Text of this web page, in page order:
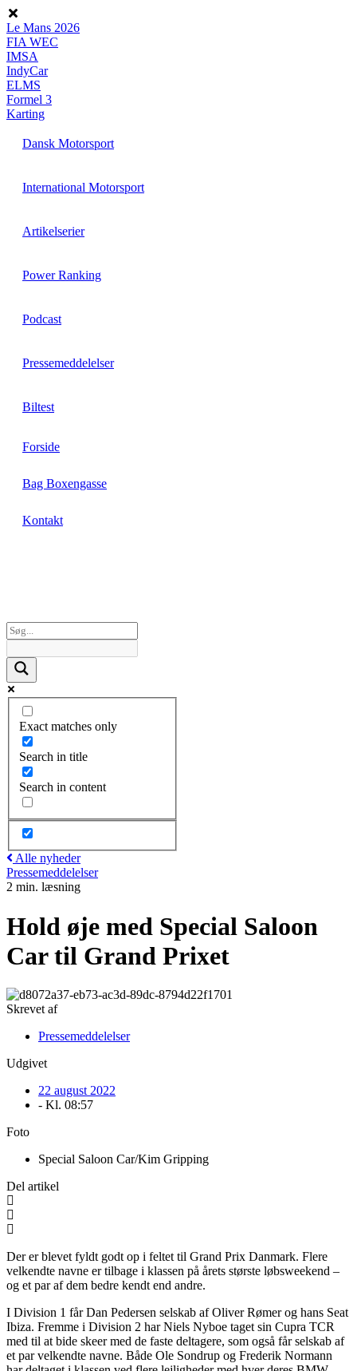
Videre
til
indhold
Le Mans 2026
FIA WEC
IMSA
IndyCar
ELMS
Formel 3
Karting
Dansk Motorsport
International Motorsport
Artikelserier
Power Ranking
Podcast
Pressemeddelelser
Biltest
Forside
Bag Boxengasse
Kontakt
Exact matches only
Search in title
Search in content
Alle nyheder
Pressemeddelelser
2 min. læsning
Hold øje med Special Saloon
Car til Grand Prixet
Skrevet af
Pressemeddelelser
Udgivet
22 august 2022
- Kl. 08:57
Foto
Special Saloon Car/Kim Gripping
Del artikel
Der er blevet fyldt godt op i feltet til Grand Prix Danmark. Flere
velkendte navne er tilbage i klassen på årets største løbsweekend –
og et par af dem bedre kendt end andre.
I Division 1 får Dan Pedersen selskab af Oliver Rømer og hans Seat
Ibiza. Fremme i Division 2 har Niels Nyboe taget sin Cupra TCR
med til at bide skeer med de faste deltagere, som også får selskab af
et par velkendte navne. Både Ole Sondrup og Frederik Normann